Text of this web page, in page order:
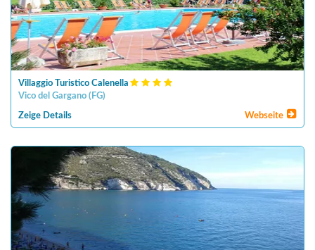
Villaggio Turistico Calenella
Vico del Gargano ( FG)
Zeige Details Webseite